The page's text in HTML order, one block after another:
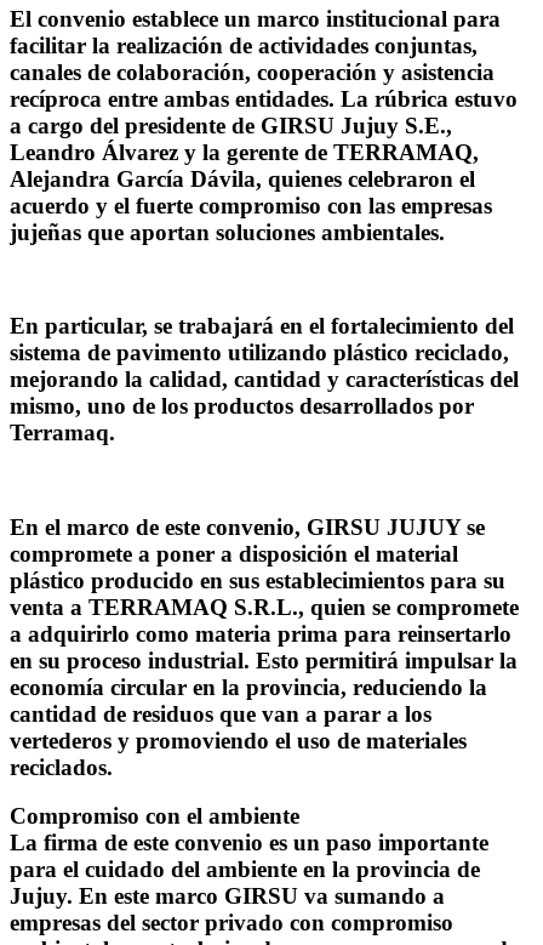
El convenio establece un marco institucional para
facilitar la realización de actividades conjuntas,
canales de colaboración, cooperación y asistencia
recíproca entre ambas entidades. La rúbrica estuvo
a cargo del presidente de GIRSU Jujuy S.E.,
Leandro Álvarez y la gerente de TERRAMAQ,
Alejandra García Dávila, quienes celebraron el
acuerdo y el fuerte compromiso con las empresas
jujeñas que aportan soluciones ambientales.
En particular, se trabajará en el fortalecimiento del
sistema de pavimento utilizando plástico reciclado,
mejorando la calidad, cantidad y características del
mismo, uno de los productos desarrollados por
Terramaq.
En el marco de este convenio, GIRSU JUJUY se
compromete a poner a disposición el material
plástico producido en sus establecimientos para su
venta a TERRAMAQ S.R.L., quien se compromete
a adquirirlo como materia prima para reinsertarlo
en su proceso industrial. Esto permitirá impulsar la
economía circular en la provincia, reduciendo la
cantidad de residuos que van a parar a los
vertederos y promoviendo el uso de materiales
reciclados.
Compromiso con el ambiente
La firma de este convenio es un paso importante
para el cuidado del ambiente en la provincia de
Jujuy. En este marco GIRSU va sumando a
empresas del sector privado con compromiso